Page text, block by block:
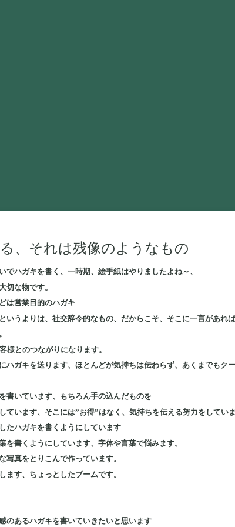
、それは残像のようなもの
ハガキを書く、一時期、絵手紙はやりましたよね～、
切な物です。
は営業目的のハガキ
いうよりは、社交辞令的なもの、だからこそ、そこに一言があれ
様とのつながりになります。
ガキを送ります、ほとんどが気持ちは伝わらず、あくまでもク
書いています、もちろん手の込んだものを
います、そこには”お得”はなく、気持ちを伝える努力をしていま
たハガキを書くようにしています
書くようにしています、字体や言葉で悩みます。
写真をとりこんで作っています。
す、ちょっとしたブームです。
のあるハガキを書いていきたいと思います